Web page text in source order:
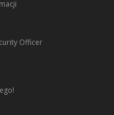
Officer